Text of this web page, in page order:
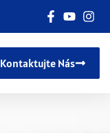
Kontaktujte Nás